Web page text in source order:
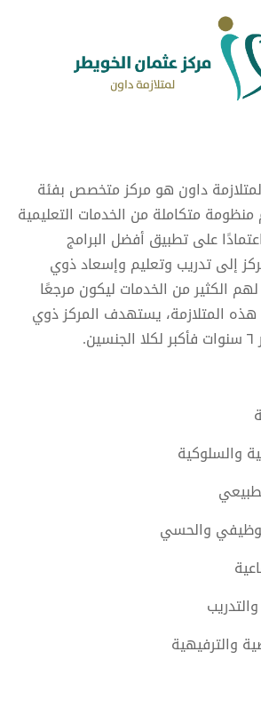
داون هو مركز متخصص بفئة
منظومة متكاملة من الخدمات التعليمية
على تطبيق أفضل البرامج
إلى تدريب وتعليم وإسعاد ذوي
الكثير من الخدمات ليكون مرجعًا
المتلازمة، يستهدف المركز ذوي
والسلوكية
والحسي
والترفيهية